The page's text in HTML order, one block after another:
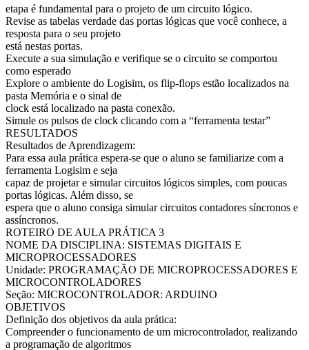
etapa é fundamental para o projeto de um circuito lógico.
Revise as tabelas verdade das portas lógicas que você conhece, a
resposta para o seu projeto
está nestas portas.
Execute a sua simulação e verifique se o circuito se comportou
como esperado
Explore o ambiente do Logisim, os flip-flops estão localizados na
pasta Memória e o sinal de
clock está localizado na pasta conexão.
Simule os pulsos de clock clicando com a “ferramenta testar”
RESULTADOS
Resultados de Aprendizagem:
Para essa aula prática espera-se que o aluno se familiarize com a
ferramenta Logisim e seja
capaz de projetar e simular circuitos lógicos simples, com poucas
portas lógicas. Além disso, se
espera que o aluno consiga simular circuitos contadores síncronos e
assíncronos.
ROTEIRO DE AULA PRÁTICA 3
NOME DA DISCIPLINA: SISTEMAS DIGITAIS E
MICROPROCESSADORES
Unidade: PROGRAMAÇÃO DE MICROPROCESSADORES E
MICROCONTROLADORES
Seção: MICROCONTROLADOR: ARDUINO
OBJETIVOS
Definição dos objetivos da aula prática:
Compreender o funcionamento de um microcontrolador, realizando
a programação de algoritmos